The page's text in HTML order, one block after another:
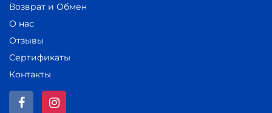
Возврат и Обмен
О нас
Отзывы
Сертификаты
Контакты